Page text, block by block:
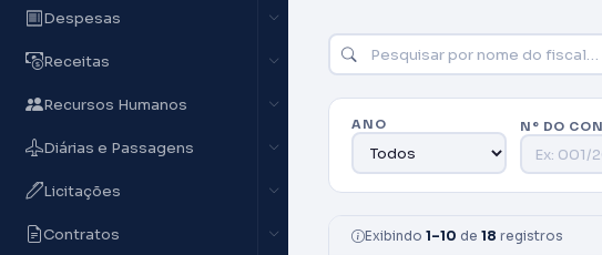
Despesas
Receitas
Recursos Humanos
Diárias e Passagens
Licitações
Contratos
ANO Nº DO
Exibindo 1–10 de 18 registros